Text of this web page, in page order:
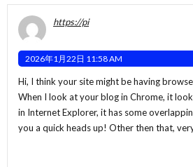
https://pi
2026年1月22日 11:58 AM
Hi, I think your site might be having
When I look at your blog in Chrome, it
in Internet Explorer, it has some
you a quick heads up! Other then that,